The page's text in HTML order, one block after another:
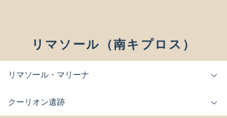
リマソール（南キプロス）
リマソール・マリーナ
クーリオン遺跡